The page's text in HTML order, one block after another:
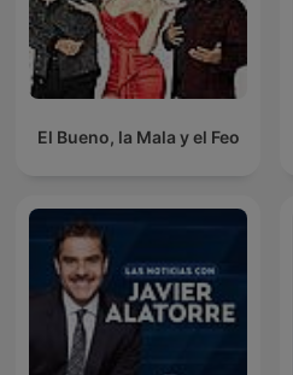
El Bueno, la Mala y el Feo